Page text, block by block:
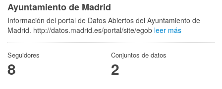
Ayuntamiento de Madrid
Información del portal de Datos Abiertos del Ayuntamiento de
Madrid. http://datos.madrid.es/portal/site/egob leer más
Seguidores
8
Conjuntos de datos
2